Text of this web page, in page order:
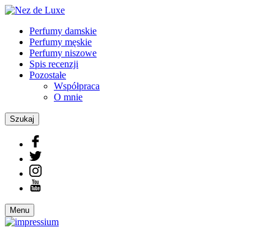
Perfumy damskie
Perfumy męskie
Perfumy niszowe
Spis recenzji
Pozostałe
Współpraca
O mnie
Szukaj
Menu